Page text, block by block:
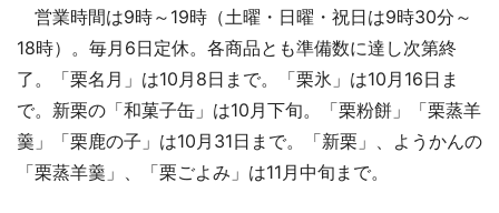
営業時間は9時～19時（土曜・日曜・祝日は9時30分～
18時）。毎月6日定休。各商品とも準備数に達し次第終
了。「栗名月」は10月8日まで。「栗氷」は10月16日ま
で。新栗の「和菓子缶」は10月下旬。「栗粉餅」「栗蒸羊
羹」「栗鹿の子」は10月31日まで。「新栗」、ようかんの
「栗蒸羊羹」、「栗ごよみ」は11月中旬まで。